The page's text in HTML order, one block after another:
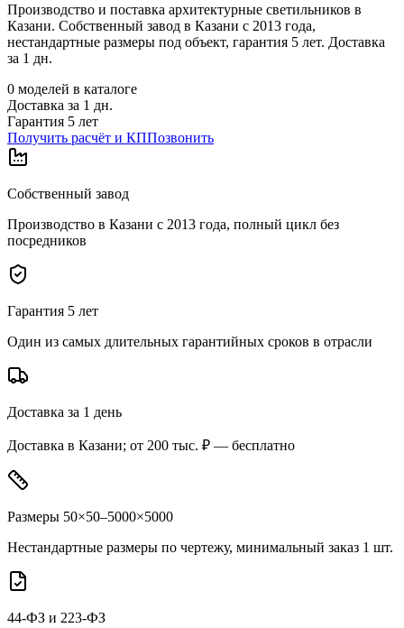
Производство и поставка архитектурные светильников в
Казани. Собственный завод в Казани с 2013 года,
нестандартные размеры под объект, гарантия 5 лет. Доставка
за 1 дн.
0 моделей в каталоге
Доставка за 1 дн.
Гарантия 5 лет
Получить расчёт и КППозвонить
Собственный завод
Производство в Казани с 2013 года, полный цикл без
посредников
Гарантия 5 лет
Один из самых длительных гарантийных сроков в отрасли
Доставка за 1 день
Доставка в Казани; от 200 тыс. ₽ — бесплатно
Размеры 50×50–5000×5000
Нестандартные размеры по чертежу, минимальный заказ 1 шт.
44-ФЗ и 223-ФЗ